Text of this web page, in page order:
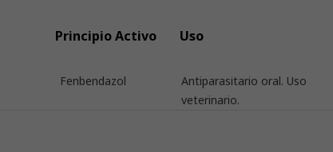
Principio Activo Uso
Fenbendazol
Antiparasitario oral. Uso
veterinario.